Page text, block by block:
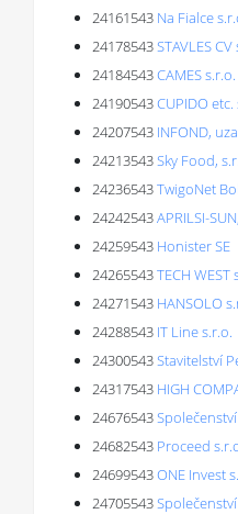
24161543 Na Fialce
24178543STAVLES CV
24184543CAMES s.r.o.
24190543CUPIDO etc.
24207543 INFOND,
24213543Sky Food,
24236543TwigoNet
24242543APRILSI-
24259543 Honister SE
24265543TECH WEST
24271543 HANSOLO
24288543 IT Line s.r.o.
24300543Stavitelství
24317543 HIGH
24676543
24682543 Proceed
24699543ONE Invest
24705543